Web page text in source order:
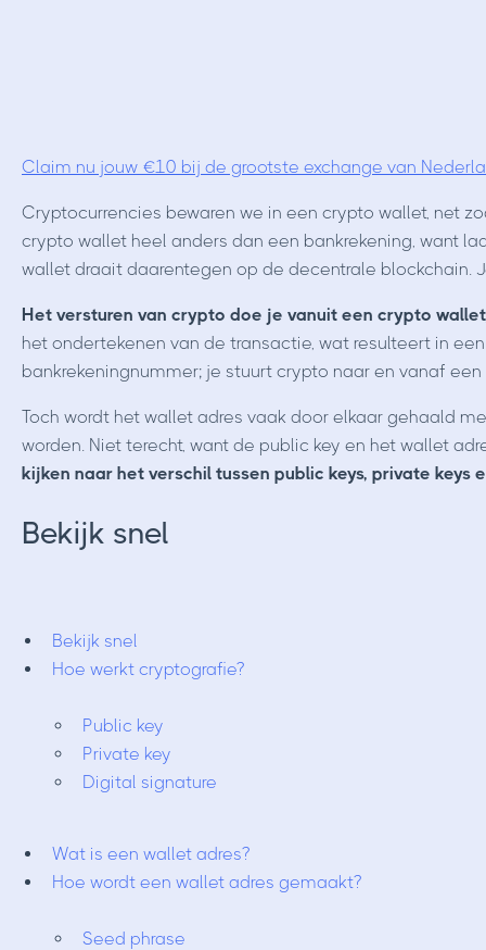
Claim nu jouw €10 bij de grootste exchange van
Cryptocurrencies bewaren we in een crypto wallet, net
crypto wallet heel anders dan een bankrekening, want
wallet draait daarentegen op de decentrale blockchain.
Het versturen van crypto doe je vanuit een crypto
het ondertekenen van de transactie, wat resulteert in
bankrekeningnummer; je stuurt crypto naar en vanaf een
Toch wordt het wallet adres vaak door elkaar gehaald
worden. Niet terecht, want de public key en het wallet
kijken naar het verschil tussen public keys, private keys
Bekijk snel
Bekijk snel
Hoe werkt cryptografie?
Public key
Private key
Digital signature
Wat is een wallet adres?
Hoe wordt een wallet adres gemaakt?
Seed phrase